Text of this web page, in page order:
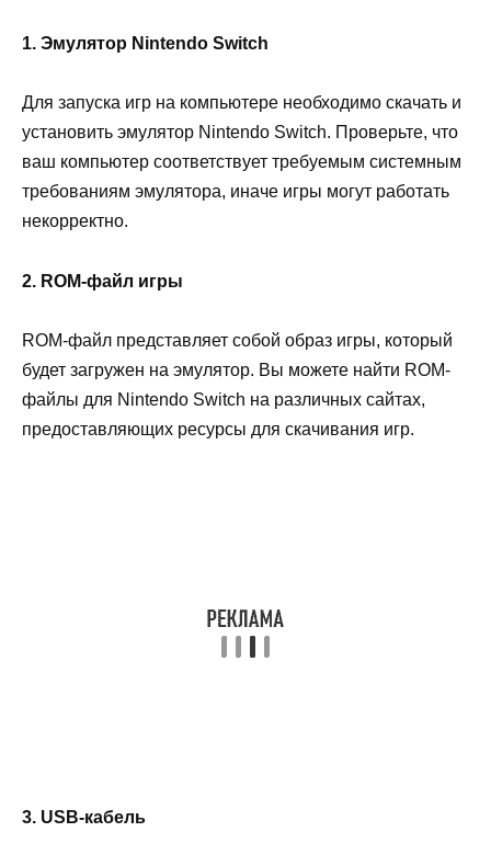
1. Эмулятор Nintendo Switch
Для запуска игр на компьютере необходимо скачать и
установить эмулятор Nintendo Switch. Проверьте, что
ваш компьютер соответствует требуемым системным
требованиям эмулятора, иначе игры могут работать
некорректно.
2. ROM-файл игры
ROM-файл представляет собой образ игры, который
будет загружен на эмулятор. Вы можете найти ROM-
файлы для Nintendo Switch на различных сайтах,
предоставляющих ресурсы для скачивания игр.
3. USB-кабель